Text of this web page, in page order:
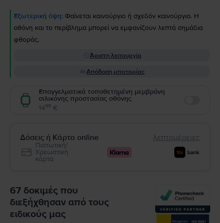
Εξωτερική όψη: Φαίνεται καινούργιο ή σχεδόν καινούργιο. Η
οθόνη και το περίβλημα μπορεί να εμφανίζουν λεπτά σημάδια
φθοράς.
Άριστη λειτουργία
Απόδοση μπαταρίας
Επαγγελματικά τοποθετημένη μεμβράνη
σιλικόνης προστασίας οθόνης
1499 €
Δόσεις ή Κάρτα online λεπτομέρειες
Πιστωτική/
Χρεωστική
κάρτα
67 δοκιμές που
διεξήχθησαν από τους
ειδικούς μας